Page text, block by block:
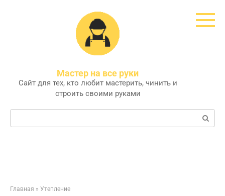
Мастер на все руки
Сайт для тех, кто любит мастерить, чинить и
строить своими руками
Поиск:
Главная » Утепление